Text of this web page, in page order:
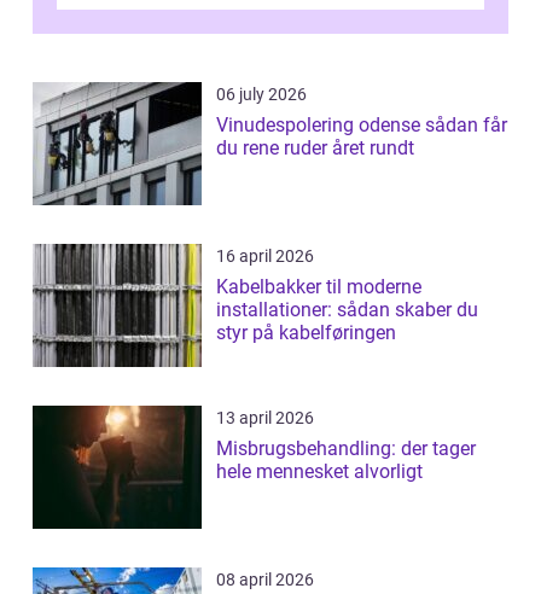
06 july 2026
Vinudespolering odense sådan får
du rene ruder året rundt
16 april 2026
Kabelbakker til moderne
installationer: sådan skaber du
styr på kabelføringen
13 april 2026
Misbrugsbehandling: der tager
hele mennesket alvorligt
08 april 2026